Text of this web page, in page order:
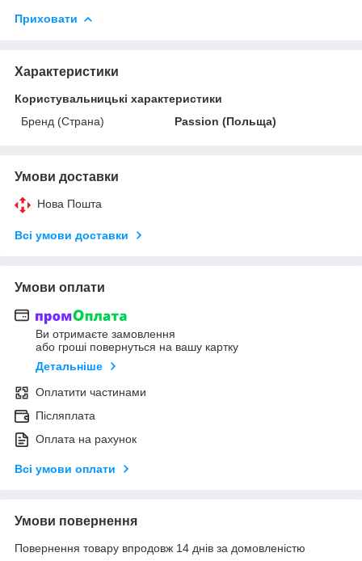
Приховати
Характеристики
Користувальницькі характеристики
Бренд (Страна)
Passion (Польща)
Умови доставки
Нова Пошта
Всі умови доставки
Умови оплати
Ви отримаєте замовлення
або гроші повернуться на вашу картку
Детальніше
Оплатити частинами
Післяплата
Оплата на рахунок
Всі умови оплати
Умови повернення
Повернення товару впродовж 14 днів за домовленістю